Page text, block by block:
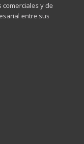
y de
entre sus